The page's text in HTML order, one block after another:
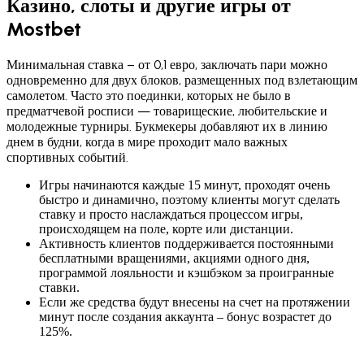
Казино, слоты и другие игры от
Mostbet
Минимальная ставка – от 0,1 евро, заключать пари можно
одновременно для двух блоков, размещенных под взлетающим
самолетом. Часто это поединки, которых не было в
предматчевой росписи — товарищеские, любительские и
молодежные турниры. Букмекеры добавляют их в линию
днем в будни, когда в мире проходит мало важных
спортивных событий.
Игры начинаются каждые 15 минут, проходят очень
быстро и динамично, поэтому клиенты могут сделать
ставку и просто наслаждаться процессом игры,
происходящем на поле, корте или дистанции.
Активность клиентов поддерживается постоянными
бесплатными вращениями, акциями одного дня,
программой лояльности и кэшбэком за проигранные
ставки.
Если же средства будут внесены на счет на протяжении
минут после создания аккаунта – бонус возрастет до
125%.